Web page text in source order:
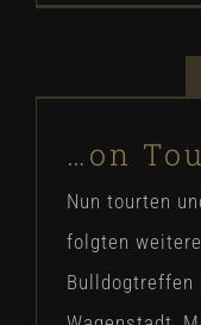
…on
Nun tourten
folgten
Bulldogtreffen